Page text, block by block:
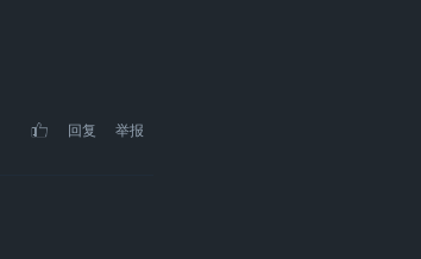
回复 举报